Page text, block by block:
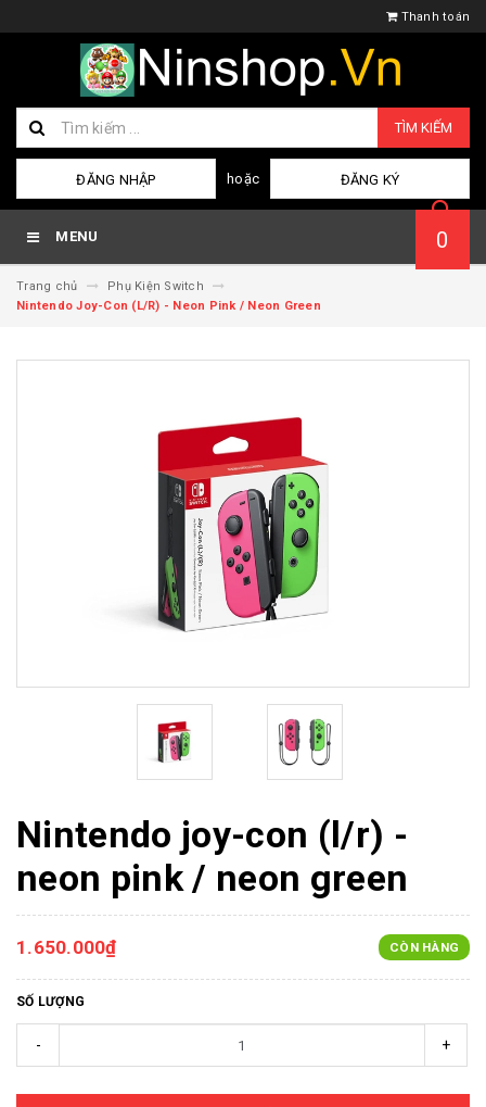
Thanh toán
TÌM KIẾM
ĐĂNG NHẬP hoặc ĐĂNG KÝ
MENU 0
Trang chủ
Phụ Kiện Switch
Nintendo Joy-Con (L/R) - Neon Pink / Neon Green
Nintendo joy-con (l/r) -
neon pink / neon green
1.650.000₫ CÒN HÀNG
SỐ LƯỢNG
- +